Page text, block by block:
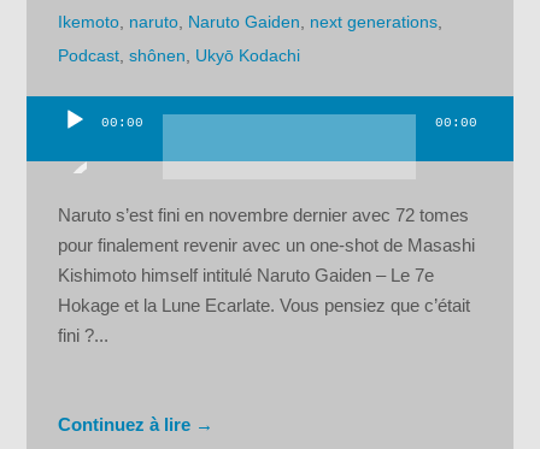
Ikemoto naruto Naruto Gaiden next generations
Podcast ,shônen Ukyō Kodachi
00:00 00:00
Naruto s’est fini en novembre dernier avec 72 tomes
pour finalement revenir avec un one-shot de Masashi
Kishimoto himself intitulé Naruto Gaiden – Le 7e
Hokage et la Lune Ecarlate. Vous pensiez que c’était
fini ?...
Continuez à lire →